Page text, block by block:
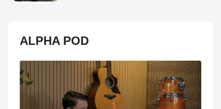
ALPHA POD